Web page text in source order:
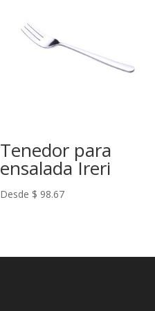
Tenedor para
ensalada Ireri
Desde $ 98.67